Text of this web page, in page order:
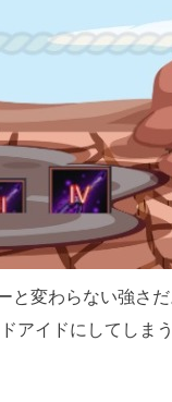
と変わらない強さ
アイドにしてしま